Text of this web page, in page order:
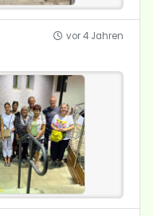
vor 4 Jahren